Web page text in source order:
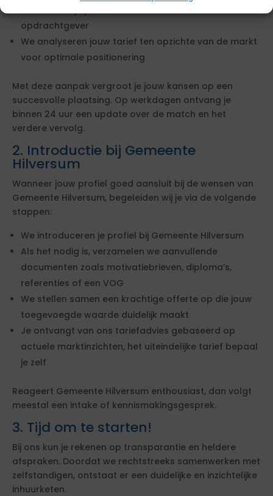
opdrachtgever
We analyseren jouw tarief ten opzichte van de markt
voor optimale positionering
Met deze aanpak vergroot je jouw kansen op een
succesvolle plaatsing. Op werkdagen ontvang je
binnen 24 uur een update over de match en het
verdere vervolg.
2. Introductie bij Gemeente
Hilversum
Wanneer jouw profiel goed aansluit bij de wensen van
Gemeente Hilversum, begeleiden wij je via de volgende
stappen:
We introduceren je profiel bij Gemeente Hilversum
Als het nodig is, verzamelen we aanvullende
documenten zoals motivatiebrieven, diploma’s,
referenties of een VOG
We stellen samen een krachtige offerte op die jouw
toegevoegde waarde duidelijk maakt
Je ontvangt van ons tariefadvies gebaseerd op
actuele marktinzichten, het uiteindelijke tarief bepaal
je zelf
Reageert Gemeente Hilversum enthousiast, dan volgt
meestal een intake of kennismakingsgesprek.
3. Tijd om te starten!
Bij ons kun je rekenen op transparantie en heldere
afspraken. Doordat we rechtstreeks samenwerken met
zelfstandigen, ontstaat er een duidelijke en inzichtelijke
inhuurketen.